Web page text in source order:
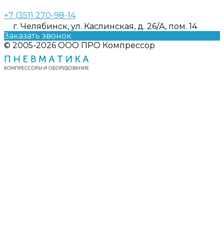
+7 (351) 270-98-14
г. Челябинск, ул. Каслинская, д. 26/А, пом. 14
Заказать звонок
© 2005-2026 ООО ПРО Компрессор